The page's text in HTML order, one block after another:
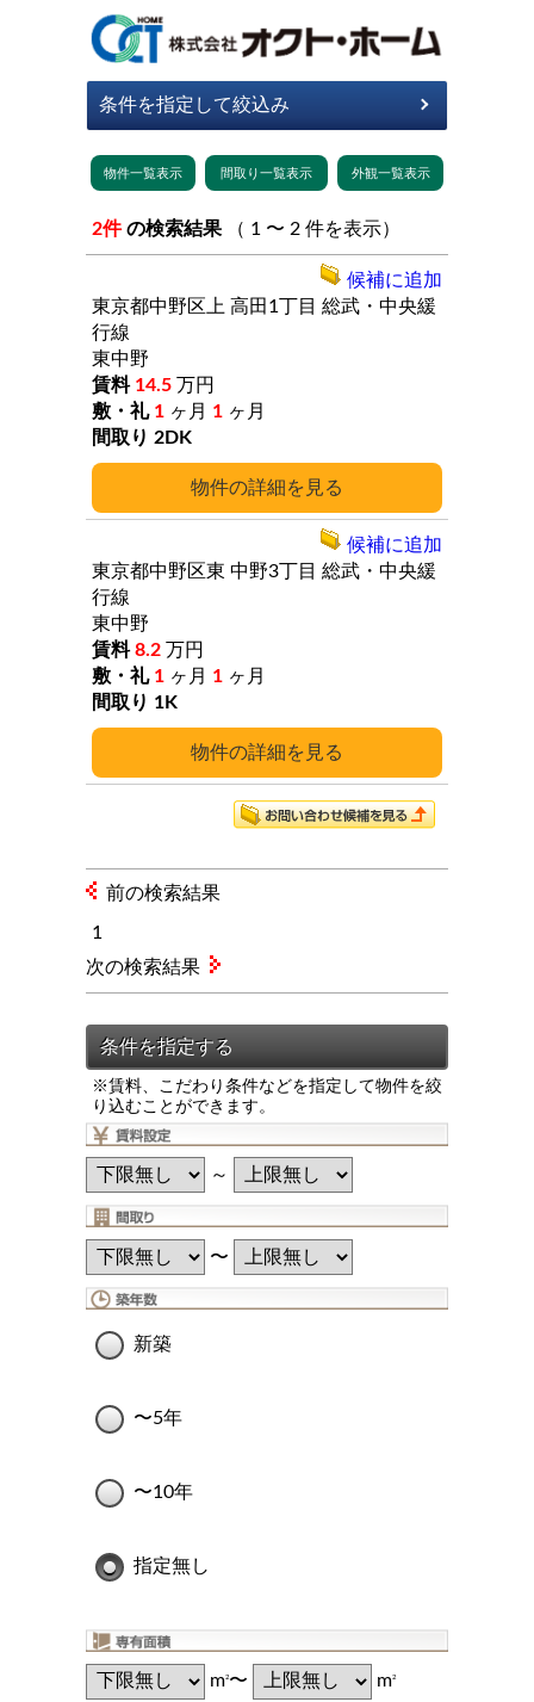
2件 の検索結果 （ 1 〜 2 件を表示）
詳細
東京都中野区上 高田1丁目 総武・中央緩
行線
東中野
14.5 万円
1 ヶ月 1 ヶ月
2DK
候補に追加
詳細
東京都中野区東 中野3丁目 総武・中央緩
行線
東中野
8.2 万円
1 ヶ月 1 ヶ月
1K
候補に追加
前の検索結果
1
※賃料、こだわり条件などを指定して物件を絞
り込むことができます。
～
〜
新築
〜5年
〜10年
指定無し
m2〜 m2